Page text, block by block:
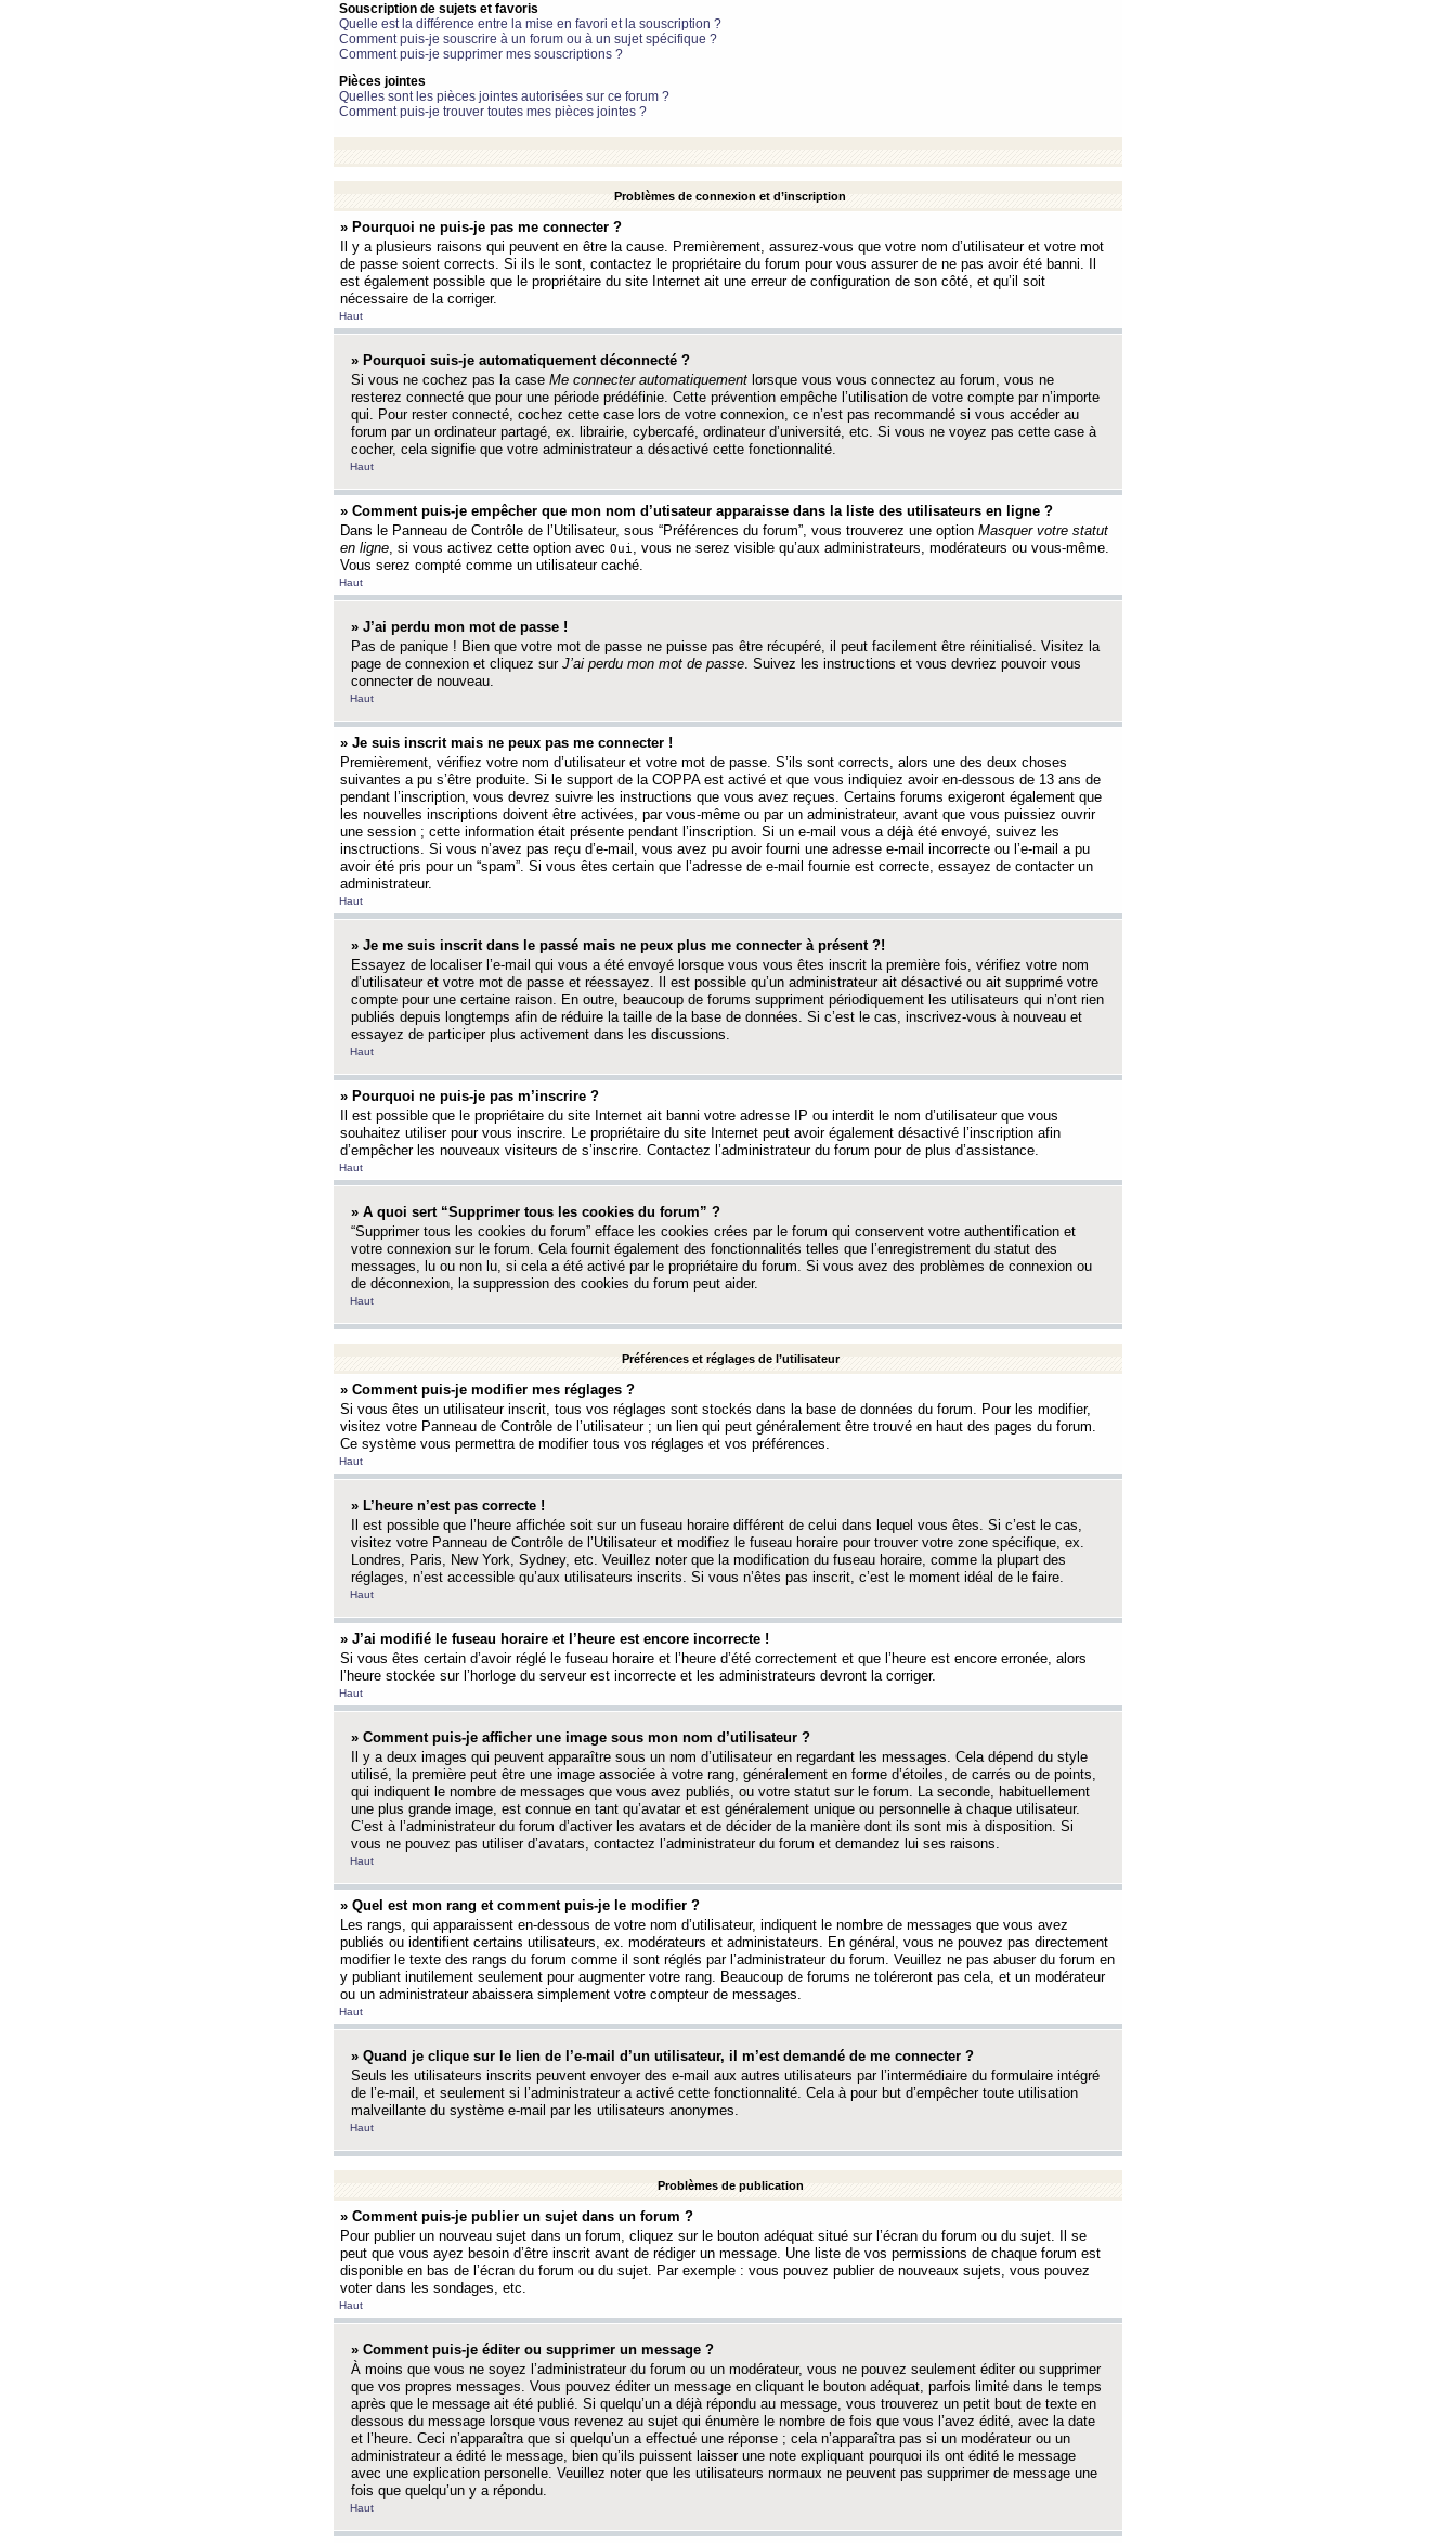
Souscription de sujets et favoris
Quelle est la différence entre la mise en favori et la souscription ?
Comment puis-je souscrire à un forum ou à un sujet spécifique ?
Comment puis-je supprimer mes souscriptions ?
Pièces jointes
Quelles sont les pièces jointes autorisées sur ce forum ?
Comment puis-je trouver toutes mes pièces jointes ?
Problèmes de connexion et d’inscription
» Pourquoi ne puis-je pas me connecter ?
Il y a plusieurs raisons qui peuvent en être la cause. Premièrement, assurez-vous que votre nom d’utilisateur et votre mot
de passe soient corrects. Si ils le sont, contactez le propriétaire du forum pour vous assurer de ne pas avoir été banni. Il
est également possible que le propriétaire du site Internet ait une erreur de configuration de son côté, et qu’il soit
nécessaire de la corriger.
Haut
» Pourquoi suis-je automatiquement déconnecté ?
Si vous ne cochez pas la case Me connecter automatiquement lorsque vous vous connectez au forum, vous ne
resterez connecté que pour une période prédéfinie. Cette prévention empêche l’utilisation de votre compte par n’importe
qui. Pour rester connecté, cochez cette case lors de votre connexion, ce n’est pas recommandé si vous accéder au
forum par un ordinateur partagé, ex. librairie, cybercafé, ordinateur d’université, etc. Si vous ne voyez pas cette case à
cocher, cela signifie que votre administrateur a désactivé cette fonctionnalité.
Haut
» Comment puis-je empêcher que mon nom d’utisateur apparaisse dans la liste des utilisateurs en ligne ?
Dans le Panneau de Contrôle de l’Utilisateur, sous “Préférences du forum”, vous trouverez une option Masquer votre statut
en ligne, si vous activez cette option avec Oui , vous ne serez visible qu’aux administrateurs, modérateurs ou vous-même.
Vous serez compté comme un utilisateur caché.
Haut
» J’ai perdu mon mot de passe !
Pas de panique ! Bien que votre mot de passe ne puisse pas être récupéré, il peut facilement être réinitialisé. Visitez la
page de connexion et cliquez sur J’ai perdu mon mot de passe. Suivez les instructions et vous devriez pouvoir vous
connecter de nouveau.
Haut
» Je suis inscrit mais ne peux pas me connecter !
Premièrement, vérifiez votre nom d’utilisateur et votre mot de passe. S’ils sont corrects, alors une des deux choses
suivantes a pu s’être produite. Si le support de la COPPA est activé et que vous indiquiez avoir en-dessous de 13 ans de
pendant l’inscription, vous devrez suivre les instructions que vous avez reçues. Certains forums exigeront également que
les nouvelles inscriptions doivent être activées, par vous-même ou par un administrateur, avant que vous puissiez ouvrir
une session ; cette information était présente pendant l’inscription. Si un e-mail vous a déjà été envoyé, suivez les
insctructions. Si vous n’avez pas reçu d’e-mail, vous avez pu avoir fourni une adresse e-mail incorrecte ou l’e-mail a pu
avoir été pris pour un “spam”. Si vous êtes certain que l’adresse de e-mail fournie est correcte, essayez de contacter un
administrateur.
Haut
» Je me suis inscrit dans le passé mais ne peux plus me connecter à présent ?!
Essayez de localiser l’e-mail qui vous a été envoyé lorsque vous vous êtes inscrit la première fois, vérifiez votre nom
d’utilisateur et votre mot de passe et réessayez. Il est possible qu’un administrateur ait désactivé ou ait supprimé votre
compte pour une certaine raison. En outre, beaucoup de forums suppriment périodiquement les utilisateurs qui n’ont rien
publiés depuis longtemps afin de réduire la taille de la base de données. Si c’est le cas, inscrivez-vous à nouveau et
essayez de participer plus activement dans les discussions.
Haut
» Pourquoi ne puis-je pas m’inscrire ?
Il est possible que le propriétaire du site Internet ait banni votre adresse IP ou interdit le nom d’utilisateur que vous
souhaitez utiliser pour vous inscrire. Le propriétaire du site Internet peut avoir également désactivé l’inscription afin
d’empêcher les nouveaux visiteurs de s’inscrire. Contactez l’administrateur du forum pour de plus d’assistance.
Haut
» A quoi sert “Supprimer tous les cookies du forum” ?
“Supprimer tous les cookies du forum” efface les cookies crées par le forum qui conservent votre authentification et
votre connexion sur le forum. Cela fournit également des fonctionnalités telles que l’enregistrement du statut des
messages, lu ou non lu, si cela a été activé par le propriétaire du forum. Si vous avez des problèmes de connexion ou
de déconnexion, la suppression des cookies du forum peut aider.
Haut
Préférences et réglages de l’utilisateur
» Comment puis-je modifier mes réglages ?
Si vous êtes un utilisateur inscrit, tous vos réglages sont stockés dans la base de données du forum. Pour les modifier,
visitez votre Panneau de Contrôle de l’utilisateur ; un lien qui peut généralement être trouvé en haut des pages du forum.
Ce système vous permettra de modifier tous vos réglages et vos préférences.
Haut
» L’heure n’est pas correcte !
Il est possible que l’heure affichée soit sur un fuseau horaire différent de celui dans lequel vous êtes. Si c’est le cas,
visitez votre Panneau de Contrôle de l’Utilisateur et modifiez le fuseau horaire pour trouver votre zone spécifique, ex.
Londres, Paris, New York, Sydney, etc. Veuillez noter que la modification du fuseau horaire, comme la plupart des
réglages, n’est accessible qu’aux utilisateurs inscrits. Si vous n’êtes pas inscrit, c’est le moment idéal de le faire.
Haut
» J’ai modifié le fuseau horaire et l’heure est encore incorrecte !
Si vous êtes certain d’avoir réglé le fuseau horaire et l’heure d’été correctement et que l’heure est encore erronée, alors
l’heure stockée sur l’horloge du serveur est incorrecte et les administrateurs devront la corriger.
Haut
» Comment puis-je afficher une image sous mon nom d’utilisateur ?
Il y a deux images qui peuvent apparaître sous un nom d’utilisateur en regardant les messages. Cela dépend du style
utilisé, la première peut être une image associée à votre rang, généralement en forme d’étoiles, de carrés ou de points,
qui indiquent le nombre de messages que vous avez publiés, ou votre statut sur le forum. La seconde, habituellement
une plus grande image, est connue en tant qu’avatar et est généralement unique ou personnelle à chaque utilisateur.
C’est à l’administrateur du forum d’activer les avatars et de décider de la manière dont ils sont mis à disposition. Si
vous ne pouvez pas utiliser d’avatars, contactez l’administrateur du forum et demandez lui ses raisons.
Haut
» Quel est mon rang et comment puis-je le modifier ?
Les rangs, qui apparaissent en-dessous de votre nom d’utilisateur, indiquent le nombre de messages que vous avez
publiés ou identifient certains utilisateurs, ex. modérateurs et administateurs. En général, vous ne pouvez pas directement
modifier le texte des rangs du forum comme il sont réglés par l’administrateur du forum. Veuillez ne pas abuser du forum en
y publiant inutilement seulement pour augmenter votre rang. Beaucoup de forums ne toléreront pas cela, et un modérateur
ou un administrateur abaissera simplement votre compteur de messages.
Haut
» Quand je clique sur le lien de l’e-mail d’un utilisateur, il m’est demandé de me connecter ?
Seuls les utilisateurs inscrits peuvent envoyer des e-mail aux autres utilisateurs par l’intermédiaire du formulaire intégré
de l’e-mail, et seulement si l’administrateur a activé cette fonctionnalité. Cela à pour but d’empêcher toute utilisation
malveillante du système e-mail par les utilisateurs anonymes.
Haut
Problèmes de publication
» Comment puis-je publier un sujet dans un forum ?
Pour publier un nouveau sujet dans un forum, cliquez sur le bouton adéquat situé sur l’écran du forum ou du sujet. Il se
peut que vous ayez besoin d’être inscrit avant de rédiger un message. Une liste de vos permissions de chaque forum est
disponible en bas de l’écran du forum ou du sujet. Par exemple : vous pouvez publier de nouveaux sujets, vous pouvez
voter dans les sondages, etc.
Haut
» Comment puis-je éditer ou supprimer un message ?
À moins que vous ne soyez l’administrateur du forum ou un modérateur, vous ne pouvez seulement éditer ou supprimer
que vos propres messages. Vous pouvez éditer un message en cliquant le bouton adéquat, parfois limité dans le temps
après que le message ait été publié. Si quelqu’un a déjà répondu au message, vous trouverez un petit bout de texte en
dessous du message lorsque vous revenez au sujet qui énumère le nombre de fois que vous l’avez édité, avec la date
et l’heure. Ceci n’apparaîtra que si quelqu’un a effectué une réponse ; cela n’apparaîtra pas si un modérateur ou un
administrateur a édité le message, bien qu’ils puissent laisser une note expliquant pourquoi ils ont édité le message
avec une explication personelle. Veuillez noter que les utilisateurs normaux ne peuvent pas supprimer de message une
fois que quelqu’un y a répondu.
Haut